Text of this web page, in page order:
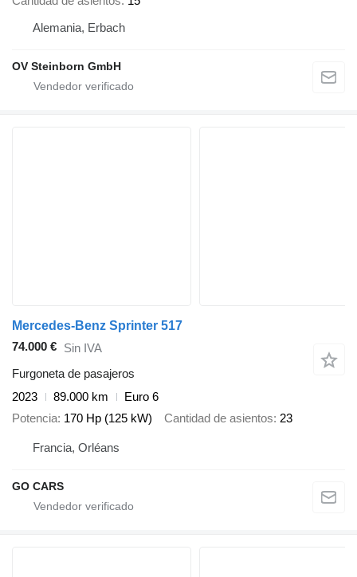
Alemania, Erbach
OV Steinborn GmbH
Mercedes-Benz Sprinter 517
74.000 € Sin IVA
Furgoneta de pasajeros
2023
89.000 km
Euro 6
Potencia 170 Hp (125 kW) Cantidad de asientos 23
Francia, Orléans
GO CARS